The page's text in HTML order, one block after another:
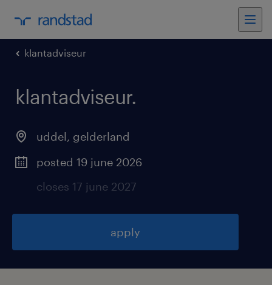
klantadviseur
klantadviseur.
uddel, gelderland
posted 19 june 2026
closes 17 june 2027
apply